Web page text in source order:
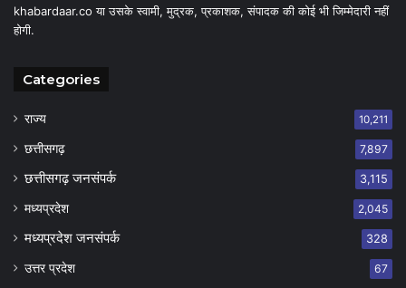
khabardaar.co या उसके स्वामी, मुद्रक, प्रकाशक, संपादक की कोई भी जिम्मेदारी नहीं
होगी.
Categories
राज्य 10,211
छत्तीसगढ़ 7,897
छत्तीसगढ़ जनसंपर्क 3,115
मध्यप्रदेश 2,045
मध्यप्रदेश जनसंपर्क 328
उत्तर प्रदेश 67